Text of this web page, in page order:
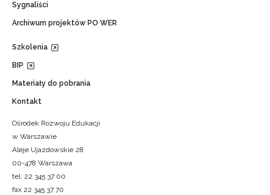
Sygnaliści
Archiwum projektów PO WER
Szkolenia
BIP
Materiały do pobrania
Kontakt
Ośrodek Rozwoju Edukacji
w Warszawie
Aleje Ujazdowskie 28
00-478 Warszawa
tel. 22 345 37 00
fax 22 345 37 70